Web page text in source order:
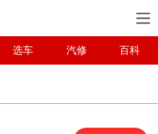
选车 汽修 百科